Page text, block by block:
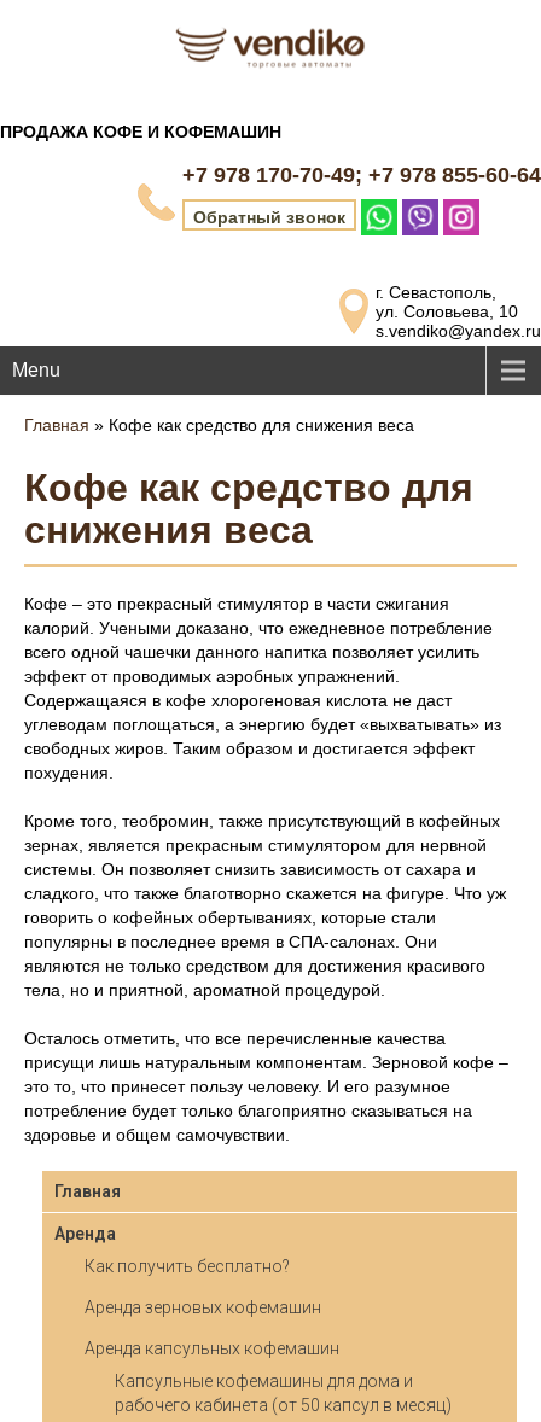
ПРОДАЖА КОФЕ И КОФЕМАШИН
+7 978 170-70-49; +7 978 855-60-64
Обратный звонок
г. Севастополь,
ул. Соловьева, 10
s.vendiko@yandex.ru
Menu
Главная » Кофе как средство для снижения веса
Кофе как средство для
снижения веса
Кофе – это прекрасный стимулятор в части сжигания
калорий. Учеными доказано, что ежедневное потребление
всего одной чашечки данного напитка позволяет усилить
эффект от проводимых аэробных упражнений.
Содержащаяся в кофе хлорогеновая кислота не даст
углеводам поглощаться, а энергию будет «выхватывать» из
свободных жиров. Таким образом и достигается эффект
похудения.
Кроме того, теобромин, также присутствующий в кофейных
зернах, является прекрасным стимулятором для нервной
системы. Он позволяет снизить зависимость от сахара и
сладкого, что также благотворно скажется на фигуре. Что уж
говорить о кофейных обертываниях, которые стали
популярны в последнее время в СПА-салонах. Они
являются не только средством для достижения красивого
тела, но и приятной, ароматной процедурой.
Осталось отметить, что все перечисленные качества
присущи лишь натуральным компонентам. Зерновой кофе –
это то, что принесет пользу человеку. И его разумное
потребление будет только благоприятно сказываться на
здоровье и общем самочувствии.
Главная
Аренда
Как получить бесплатно?
Аренда зерновых кофемашин
Аренда капсульных кофемашин
Капсульные кофемашины для дома и
рабочего кабинета (от 50 капсул в месяц)